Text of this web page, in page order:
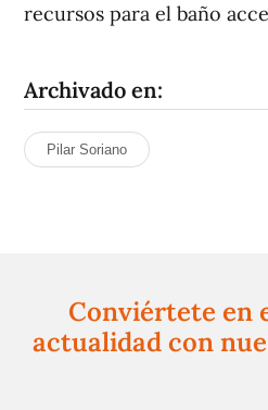
recursos para el baño
Archivado en:
Pilar Soriano
Conviértete en
actualidad con